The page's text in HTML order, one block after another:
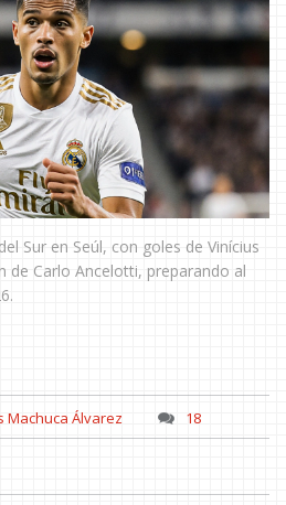
Sur en Seúl, con goles de Vinícius
de Carlo Ancelotti, preparando al
Machuca Álvarez 18